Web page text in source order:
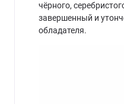
чёрного,
завершенный и
обладателя.